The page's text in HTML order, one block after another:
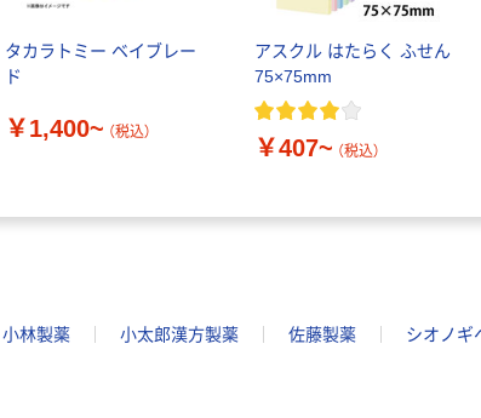
タカラトミー ベイブレー
ド
￥1,400~ （税込）
アスクル はたらく ふせん
75×75mm
￥407~ （税込）
小林製薬 小太郎漢方製薬 佐藤製薬 シオノギ